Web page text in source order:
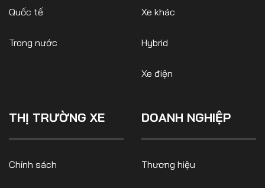
Quốc tế
Trong nước
Xe khác
Hybrid
Xe điện
THỊ TRƯỜNG XE
Chính sách
DOANH NGHIỆP
Thương hiệu